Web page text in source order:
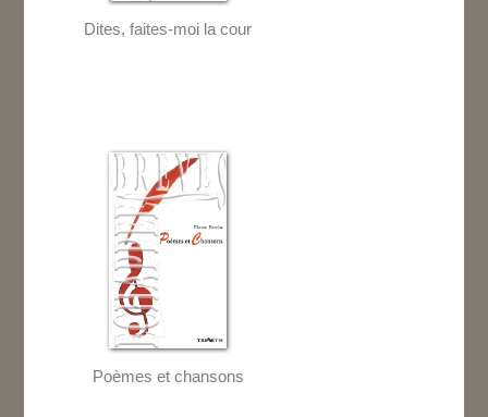
Dites, faites-moi la cour
Poèmes et chansons